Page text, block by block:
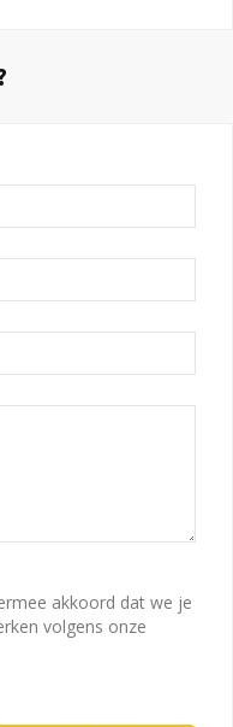
akkoord dat we je
volgens onze